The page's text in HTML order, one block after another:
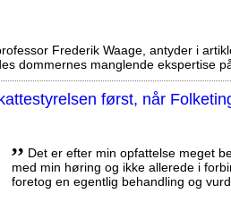
Frederik Waage, antyder i
dommernes manglende ekspertise
først, når
,, Det er efter min opfattelse meget
med min høring og ikke allerede i
foretog en egentlig behandling og